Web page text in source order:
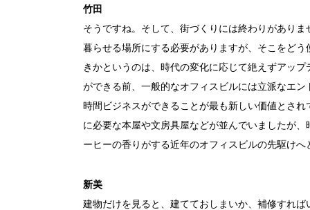
竹田
そうですね。そして、街づくりには終わりがあり
暮らせる場所にする必要がありますが、そこをど
きかというのは、時代の変化に応じて絶えずアッ
ができる前、一般的なオフィスビルには立派なエ
時間ビジネスができることが最も新しい価値とさ
に必要な本屋や文房具屋などが並んでいましたが
ーヒーの香りがする近年のオフィスビルの先駆け
新美
建物だけを見ると、建てておしまいか、補修すれ